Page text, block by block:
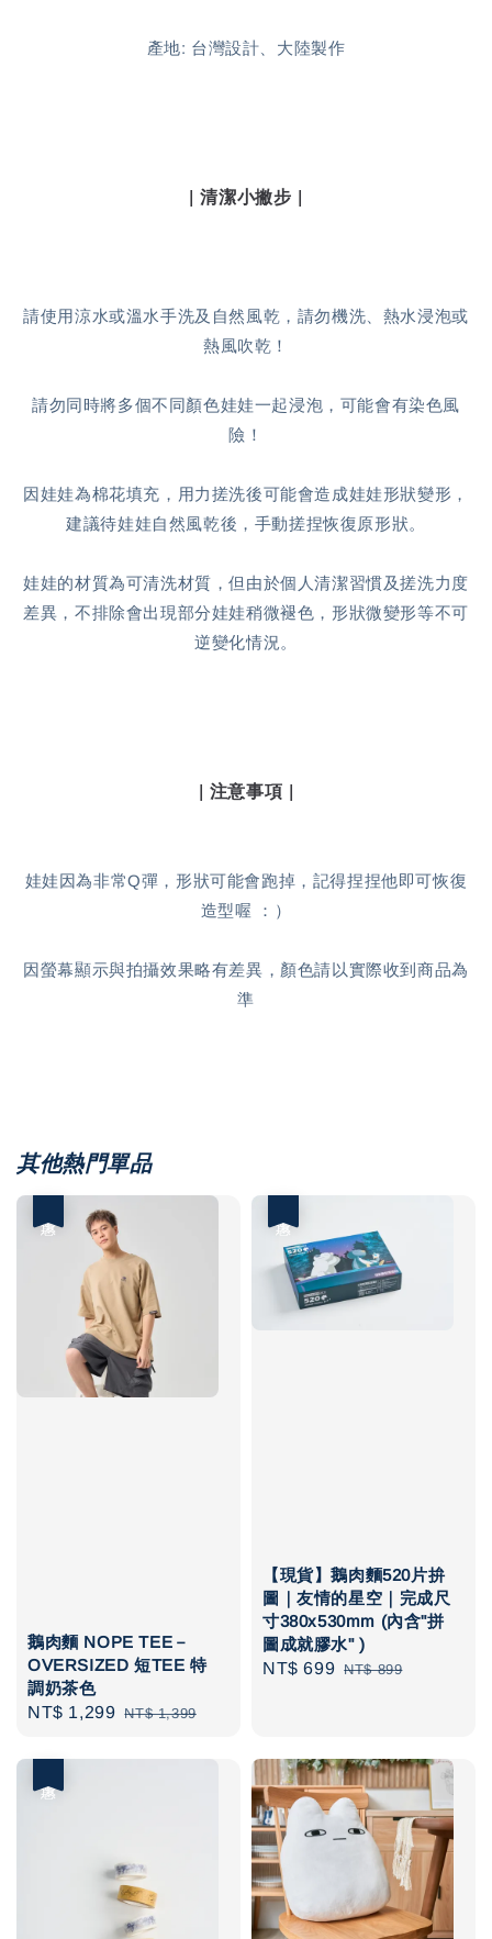
產地: 台灣設計、大陸製作
| 清潔小撇步 |
請使用涼水或溫水手洗及自然風乾，請勿機洗、熱水浸泡或
熱風吹乾！
請勿同時將多個不同顏色娃娃一起浸泡，可能會有染色風
險！
因娃娃為棉花填充，用力搓洗後可能會造成娃娃形狀變形，
建議待娃娃自然風乾後，手動搓捏恢復原形狀。
娃娃的材質為可清洗材質，但由於個人清潔習慣及搓洗力度
差異，不排除會出現部分娃娃稍微褪色，形狀微變形等不可
逆變化情況。
| 注意事項 |
娃娃因為非常Q彈，形狀可能會跑掉，記得捏捏他即可恢復
造型喔 ：）
因螢幕顯示與拍攝效果略有差異，顏色請以實際收到商品為
準
其他熱門單品
鵝肉麵 NOPE TEE－
OVERSIZED 短TEE 特
調奶茶色
Sale
NT$ 1,299 Regular
NT$ 1,399
【現貨】鵝肉麵520片拚
圖｜友情的星空｜完成尺
寸380x530mm (內含"拼
圖成就膠水" )
Sale
NT$ 699 Regular
NT$ 899